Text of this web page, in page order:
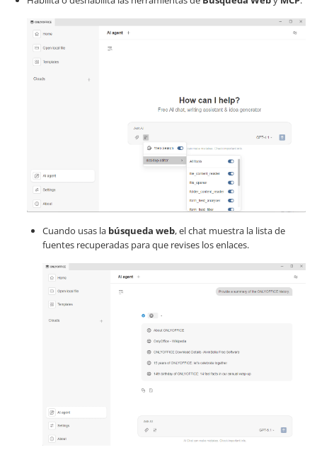
Cuando usas la búsqueda web, el chat muestra la lista de
fuentes recuperadas para que revises los enlaces.